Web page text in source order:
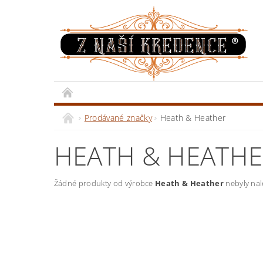
Prodávané značky Heath & Heather
HEATH &
Žádné produkty od výrobce Heath & Heathernebyly